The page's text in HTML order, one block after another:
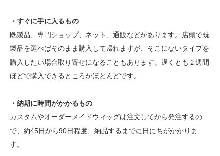
・すぐに手に入るもの
既製品、専門ショップ、ネット、通販などがあります。店頭で既
製品を選べばそのまま購入して帰れますが、そこにないタイプを
購入したい場合取り寄せになることもあります。遅くとも２週間
ほどで購入できるところがほとんどです。
・納期に時間がかかるもの
カスタムやオーダーメイドウィッグは注文してから発注するの
で、約45日から90日程度、納品するまでに日にちがかかりま
す。